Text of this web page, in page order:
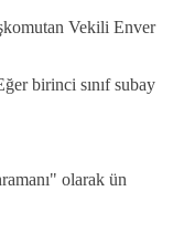
Vekili Enver
birinci sınıf subay
olarak ün